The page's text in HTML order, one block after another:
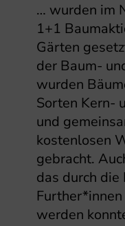
… wurden im
1+1
Gärten
der Baum-
wurden
Sorten Kern-
und
kostenlosen
gebracht.
das durch
werden